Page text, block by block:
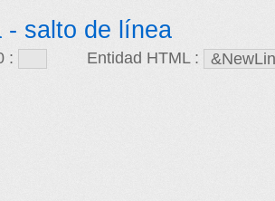
- salto de línea
: Entidad HTML :